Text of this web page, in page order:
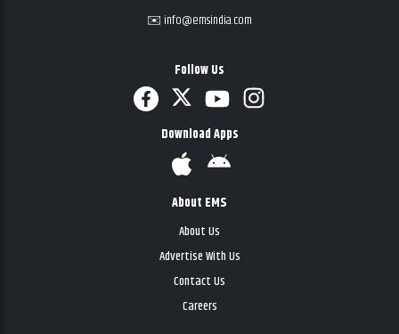
✉️ info@emsindia.com
Follow Us
Download Apps
About EMS
About Us
Advertise With Us
Contact Us
Careers